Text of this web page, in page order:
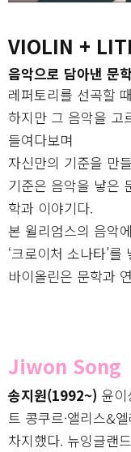
VIOLIN +
음악으로 담아낸 문
레퍼토리를 선곡할
하지만 그 음악을 고
들여다보며
자신만의 기준을 만
기준은 음악을 낳은
학과 이야기다.
본 윌리엄스의 음악
‘크로이처 소나타’
바이올린은 문학과
Jiwon Song
송지원(1992~) 윤
트 콩쿠르·앨리스&
차지했다. 뉴잉글랜